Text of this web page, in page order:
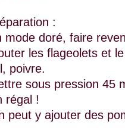
:
mode doré, faire
les flageolets et
poivre.
sous pression 45
régal !
peut y ajouter des